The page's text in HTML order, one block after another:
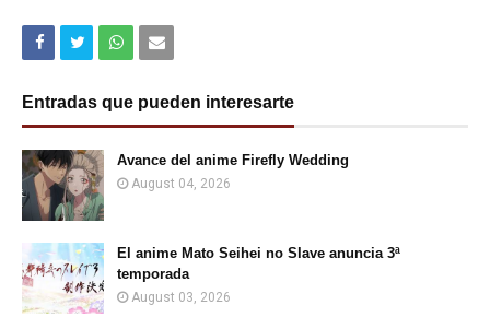
Entradas que pueden interesarte
Avance del anime Firefly Wedding
August 04, 2026
El anime Mato Seihei no Slave anuncia 3ª
temporada
August 03, 2026